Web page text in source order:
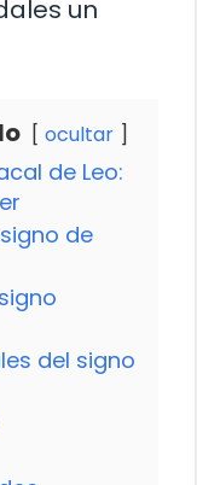
un
ocultar
de Leo:
de
del signo